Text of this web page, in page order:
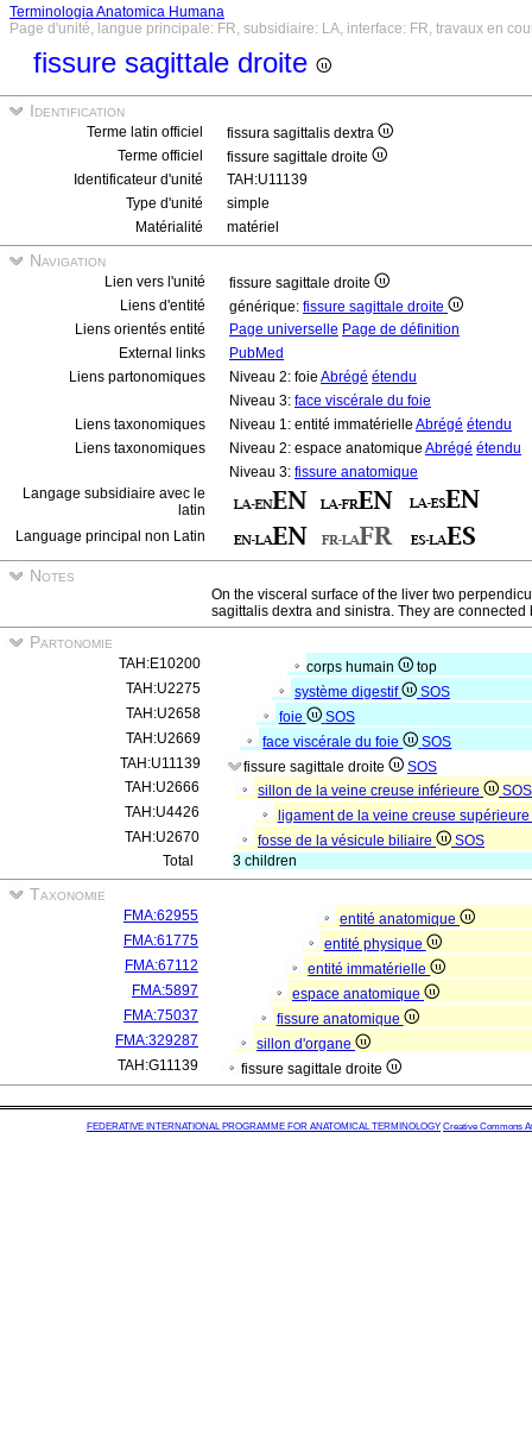
Terminologia Anatomica Humana
Page d'unité, langue principale: FR, subsidiaire: LA, interface: FR, travaux en
fissure sagittale droite
Identification
Terme latin officiel
fissura sagittalis dextra
Terme officiel
fissure sagittale droite
Identificateur d'unité
TAH:U11139
Type d'unité
simple
Matérialité
matériel
Navigation
Lien vers l'unité
fissure sagittale droite
Liens d'entité
générique: fissure sagittale droite
Liens orientés entité
Page universelle Page de définition
External links
PubMed
Liens partonomiques
Niveau 2: foie Abrégé étendu
Niveau 3: face viscérale du foie
Liens taxonomiques
Niveau 1: entité immatérielle Abrégé étendu
Liens taxonomiques
Niveau 2: espace anatomique Abrégé étendu
Niveau 3: fissure anatomique
Langage subsidiaire avec le
latin
Language principal non Latin
Notes
On the visceral surface of the liver two
sagittalis dextra and sinistra. They are
Partonomie
TAH:E10200 corps humain
top
TAH:U2275
système digestif
SOS
TAH:U2658
foie
SOS
TAH:U2669
face viscérale du foie
SOS
TAH:U11139
fissure sagittale droite
SOS
TAH:U2666
sillon de la veine creuse inférieure
SOS
TAH:U4426
ligament de la veine creuse
TAH:U2670
fosse de la vésicule biliaire
SOS
Total
3 children
Taxonomie
FMA:62955
entité anatomique
FMA:61775
entité physique
FMA:67112
entité immatérielle
FMA:5897
espace anatomique
FMA:75037
fissure anatomique
FMA:329287
sillon d'organe
TAH:G11139
fissure sagittale droite
FEDERATIVE INTERNATIONAL PROGRAMME FOR ANATOMICAL TERMINOLOGY Creative Commons